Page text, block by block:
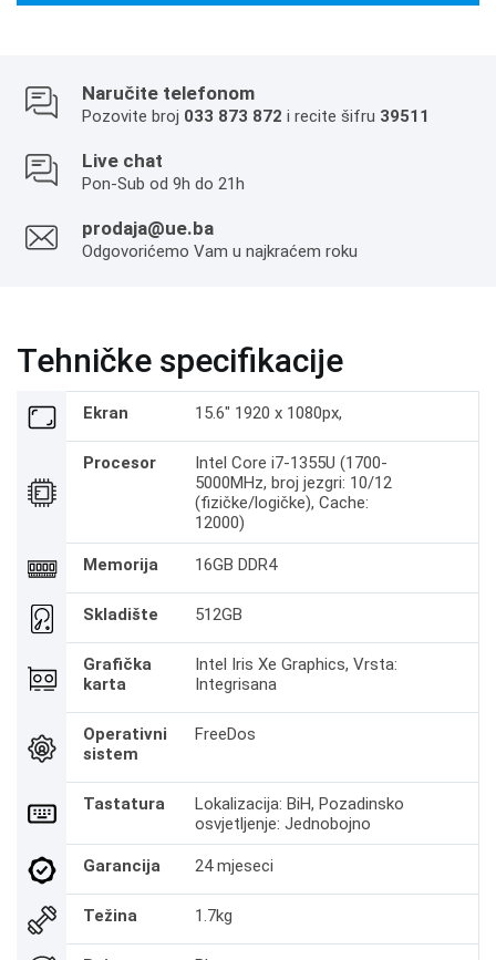
Naručite telefonom
Pozovite broj 033 873 872 i recite šifru 39511
Live chat
Pon-Sub od 9h do 21h
prodaja@ue.ba
Odgovorićemo Vam u najkraćem roku
Tehničke specifikacije
Ekran 15.6" 1920 x 1080px,
Procesor
Intel Core i7-1355U (1700-
5000MHz, broj jezgri: 10/12
(fizičke/logičke), Cache:
12000)
Memorija 16GB DDR4
Skladište 512GB
Grafička
karta
Intel Iris Xe Graphics, Vrsta:
Integrisana
Operativni
sistem
FreeDos
Tastatura
Lokalizacija: BiH, Pozadinsko
osvjetljenje: Jednobojno
Garancija 24 mjeseci
Težina 1.7kg